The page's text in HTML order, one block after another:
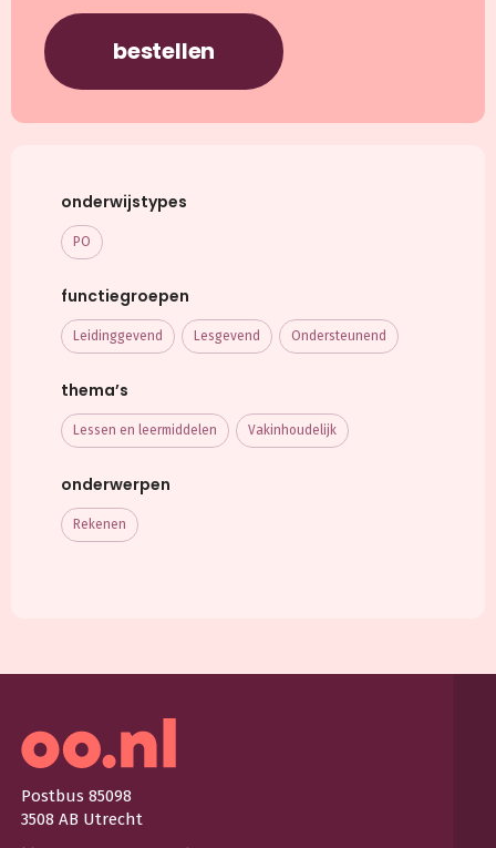
bestellen
onderwijstypes
PO
functiegroepen
Leidinggevend Lesgevend Ondersteunend
thema’s
Lessen en leermiddelen Vakinhoudelijk
onderwerpen
Rekenen
Postbus 85098
3508 AB Utrecht